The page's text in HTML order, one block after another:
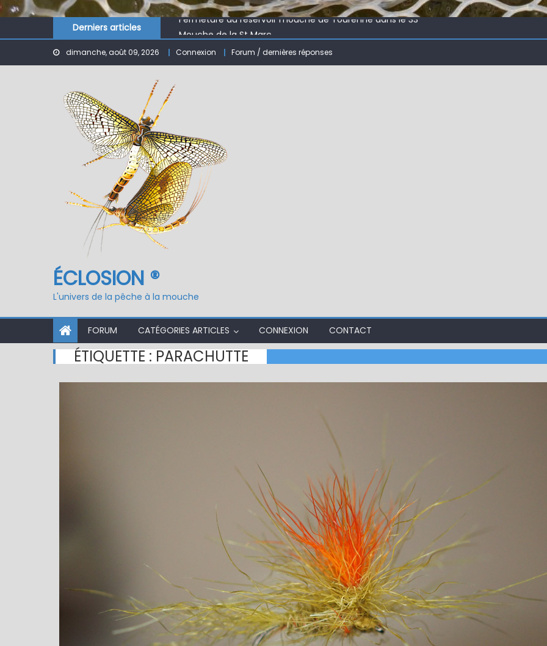
Derniers articles
Fermeture du réservoir mouche de Tourenne dans le 33
Le réservoir de BANSON ( 63 )
Nymphe pour NAV – Rubberball
dimanche, août 09, 2026 Connexion Forum / dernières réponses
ÉCLOSION ®
L'univers de la pêche à la mouche
FORUM CATÉGORIES ARTICLES CONNEXION CONTACT
ÉTIQUETTE :PARACHUTTE